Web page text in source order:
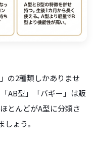
の2種類しかありませ
AB型」「バギー」は販
とんどがA型に分類さ
ょう。